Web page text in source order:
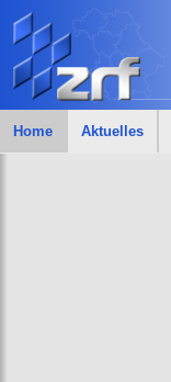
Home Aktuelles